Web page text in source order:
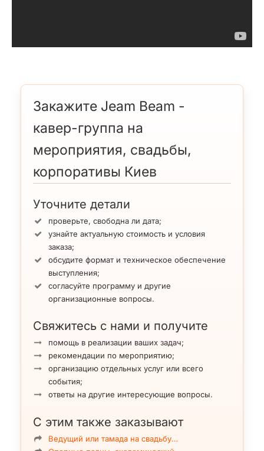
Закажите Jeam Beam -
кавер-группа на
мероприятия, свадьбы,
корпоративы Киев
Уточните детали
проверьте, свободна ли дата;
узнайте актуальную стоимость и условия
заказа;
обсудите формат и техническое обеспечение
выступления;
согласуйте программу и другие
организационные вопросы.
Свяжитесь с нами и получите
помощь в реализации ваших задач;
рекомендации по мероприятию;
организацию отдельных услуг или всего
события;
ответы на другие интересующие вопросы.
С этим также заказывают
Ведущий или тамада на свадьбу…